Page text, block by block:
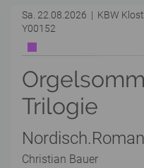
Sa. 22.08.2026 | KBW
Y00152
Trilogie
Christian Bauer